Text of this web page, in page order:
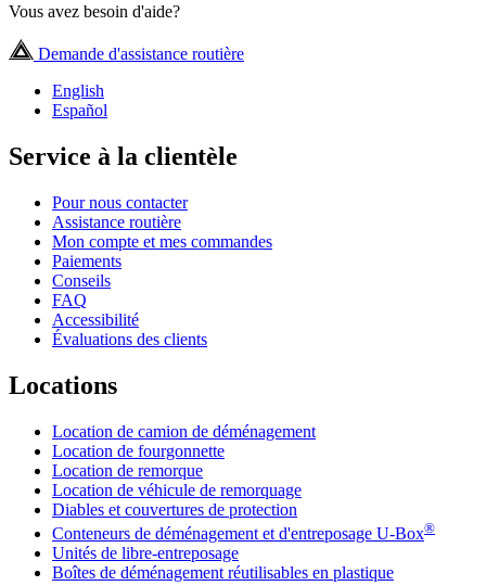
Vous avez besoin d'aide?
Demande d'assistance routière
English
Español
Service à la clientèle
Pour nous contacter
Assistance routière
Mon compte et mes commandes
Paiements
Conseils
FAQ
Accessibilité
Évaluations des clients
Locations
Location de camion de déménagement
Location de fourgonnette
Location de remorque
Location de véhicule de remorquage
Diables et couvertures de protection
Conteneurs de déménagement et d'entreposage U-Box®
Unités de libre-entreposage
Boîtes de déménagement réutilisables en plastique